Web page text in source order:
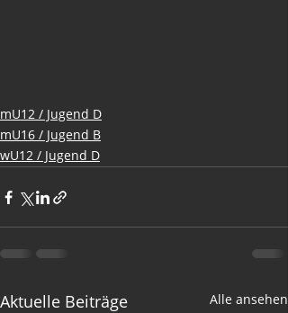
mU12 / Jugend D
mU16 / Jugend B
wU12 / Jugend D
Aktuelle Beiträge Alle ansehen